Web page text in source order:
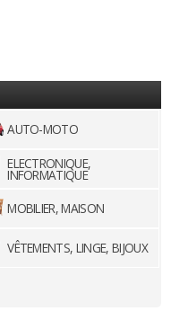
AUTO-MOTO
ELECTRONIQUE,
INFORMATIQUE
MOBILIER, MAISON
VÊTEMENTS, LINGE, BIJOUX